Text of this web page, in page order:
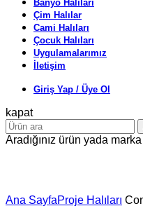
Banyo Halıları
Çim Halılar
Cami Halıları
Çocuk Halıları
Uygulamalarımız
İletişim
Giriş Yap / Üye Ol
kapat
Aradığınız ürün yada marka
Ana SayfaProje Halıları